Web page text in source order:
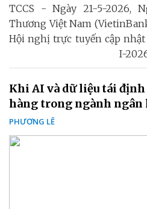
TCCS - Ngày 21-5-2026,
Thương Việt Nam
Hội nghị trực tuyến cập
I-
Khi AI và dữ liệu tái
hàng trong ngành ngân
PHƯƠNG LÊ